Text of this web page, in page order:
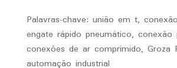
Palavras-chave: união em t,
engate rápido pneumático, conexão
conexões de ar comprimido, Groza
automação industrial